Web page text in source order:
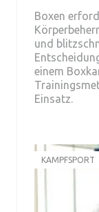
Boxen
und
einem
Einsatz.
KAMPFSPORT